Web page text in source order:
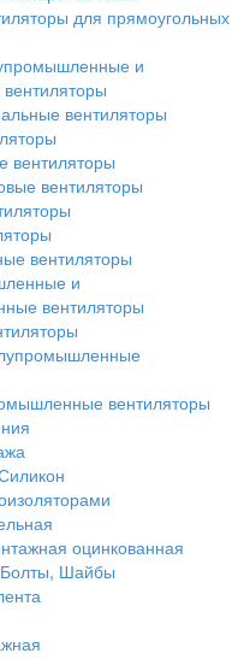
для прямоугольных
и
вентиляторы
вентиляторы
вентиляторы
вентиляторы
и
вентиляторы
вентиляторы
оцинкованная
Шайбы